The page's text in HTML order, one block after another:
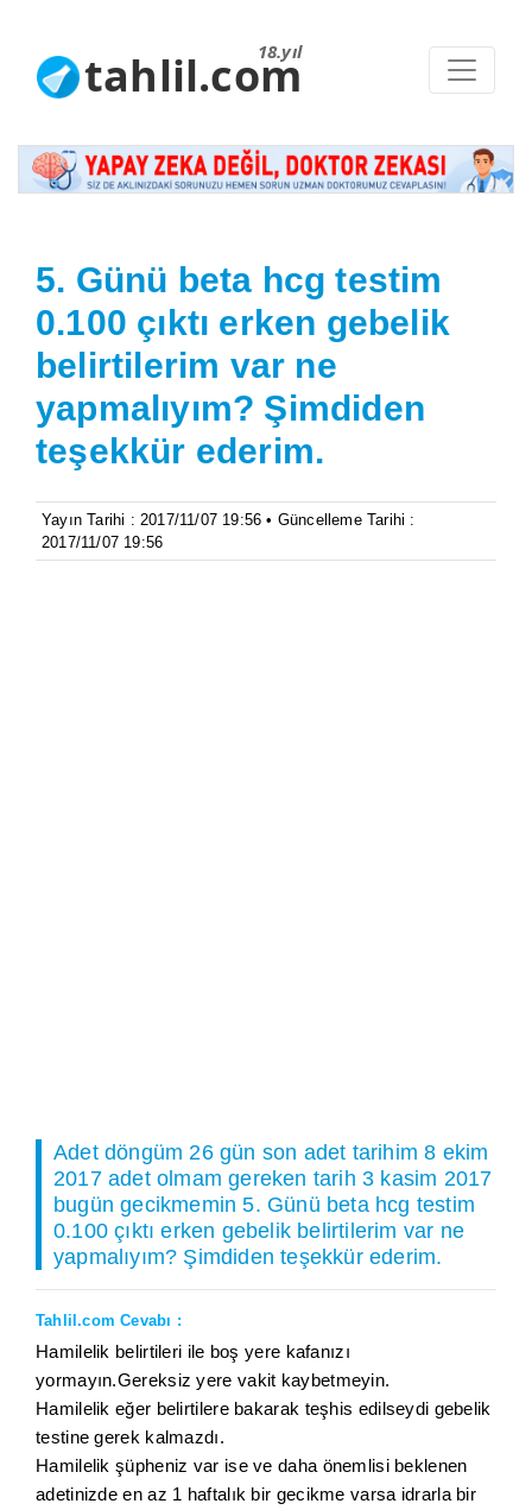
18.yıl
tahlil.com
5. Günü beta hcg testim
0.100 çıktı erken gebelik
belirtilerim var ne
yapmalıyım? Şimdiden
teşekkür ederim.
Yayın Tarihi : 2017/11/07 19:56 • Güncelleme Tarihi :
2017/11/07 19:56
Adet döngüm 26 gün son adet tarihim 8 ekim
2017 adet olmam gereken tarih 3 kasim 2017
bugün gecikmemin 5. Günü beta hcg testim
0.100 çıktı erken gebelik belirtilerim var ne
yapmalıyım? Şimdiden teşekkür ederim.
Tahlil.com Cevabı :
Hamilelik belirtileri ile boş yere kafanızı
yormayın.Gereksiz yere vakit kaybetmeyin.
Hamilelik eğer belirtilere bakarak teşhis edilseydi gebelik
testine gerek kalmazdı.
Hamilelik şüpheniz var ise ve daha önemlisi beklenen
adetinizde en az 1 haftalık bir gecikme varsa idrarla bir